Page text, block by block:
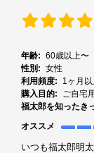
年齢: 60歳以上〜
性別: 女性
利用頻度:
1ヶ月
購入目的:
ご自宅用
福太郎を知ったき
オススメ
いつも福太郎明